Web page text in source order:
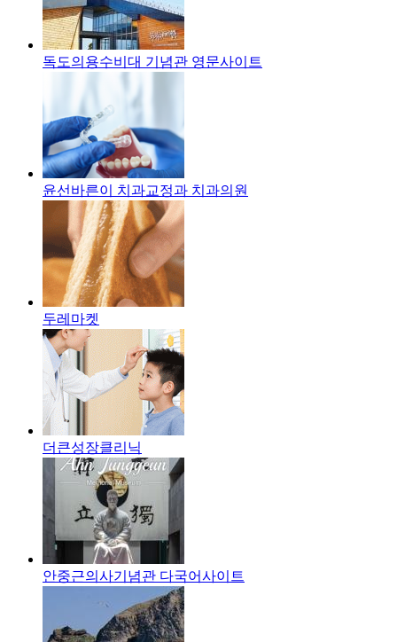
독도의용수비대 기념관 영문사이트
윤선바른이 치과교정과 치과의원
두레마켓
더큰성장클리닉
안중근의사기념관 다국어사이트